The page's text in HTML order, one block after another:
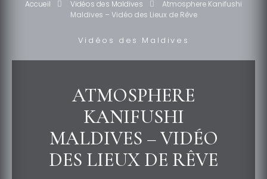
Accueil Vidéos des Maldives
Atmosphere Kanifushi
Maldives – Vidéo des Lieux de Rêve
Vidéos des Maldives
ATMOSPHERE
KANIFUSHI
MALDIVES – VIDÉO
DES LIEUX DE RÊVE